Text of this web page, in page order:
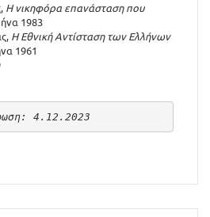
Η νικηφόρα επανάσταση που
1983
Η Εθνική Αντίσταση των Ελλήνων
1961
4.12.2023